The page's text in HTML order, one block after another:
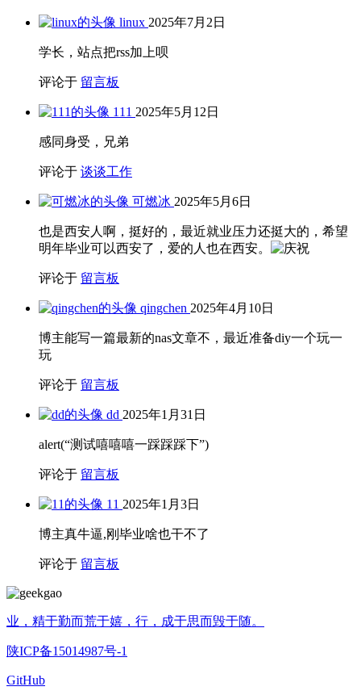
linux 2025年7月2日
学长，站点把rss加上呗
评论于 留言板
111 2025年5月12日
感同身受，兄弟
评论于 谈谈工作
可燃冰 2025年5月6日
也是西安人啊，挺好的，最近就业压力还挺大的，希望
明年毕业可以西安了，爱的人也在西安。
评论于 留言板
qingchen 2025年4月10日
博主能写一篇最新的nas文章不，最近准备diy一个玩一
玩
评论于 留言板
dd 2025年1月31日
alert(“测试嘻嘻嘻一踩踩踩下”)
评论于 留言板
11 2025年1月3日
博主真牛逼,刚毕业啥也干不了
评论于 留言板
业，精于勤而荒于嬉，行，成于思而毁于随。
陕ICP备15014987号-1
GitHub